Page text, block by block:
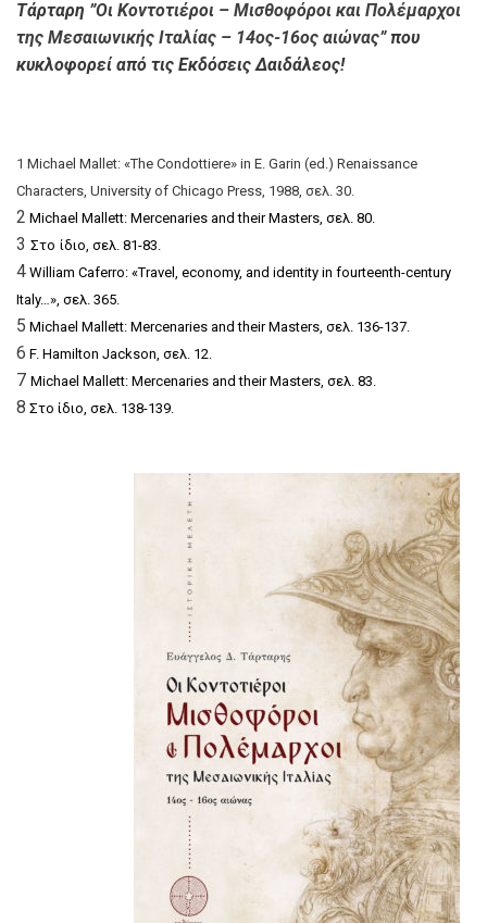
Τάρταρη ”Οι Κοντοτιέροι – Μισθοφόροι και Πολέμαρχοι
της Μεσαιωνικής Ιταλίας – 14ος-16ος αιώνας” που
κυκλοφορεί από τις Εκδόσεις Δαιδάλεος!
1 Michael Mallet: «The Condottiere» in E. Garin (ed.) Renaissance
Characters , University of Chicago Press, 1988, σελ . 30.
2 Michael Mallett: Mercenaries and their Masters σελ . 80.
3 Στο ίδιο σελ . 81-83
4 William Caferro: «Travel, economy, and identity in fourteenth-century
Italy…», σελ 365.
5 Michael Mallett: Mercenaries and their Masters, σελ . 136-137.
6 F. Hamilton Jackson, σελ . 12
7 Michael Mallett: Mercenaries and their Masters, σελ . 83
8 Στο ίδιο, σελ. 138-139.